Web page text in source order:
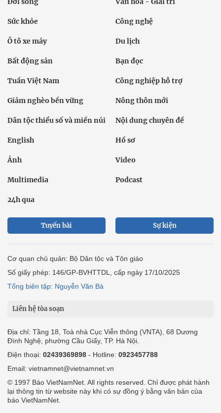
Sức khỏe Công nghệ
Ô tô xe máy Du lịch
Bất động sản Bạn đọc
Tuần Việt Nam Công nghiệp hỗ trợ
Giảm nghèo bền vững Nông thôn mới
Dân tộc thiểu số và miền núi Nội dung chuyên đề
English Hồ sơ
Ảnh Video
Multimedia Podcast
24h qua
Tuyến bài Sự kiện
Cơ quan chủ quản: Bộ Dân tộc và Tôn giáo
Số giấy phép: 146/GP-BVHTTDL, cấp ngày 17/10/2025
Tổng biên tập: Nguyễn Văn Bá
Liên hệ tòa soạn
Địa chỉ: Tầng 18, Toà nhà Cục Viễn thông (VNTA), 68 Dương
Đình Nghệ, phường Cầu Giấy, TP. Hà Nội.
Điện thoại: 02439369898 - Hotline: 0923457788
Email: vietnamnet@vietnamnet.vn
© 1997 Báo VietNamNet. All rights reserved. Chỉ được phát hành
lại thông tin từ website này khi có sự đồng ý bằng văn bản của
báo VietNamNet.